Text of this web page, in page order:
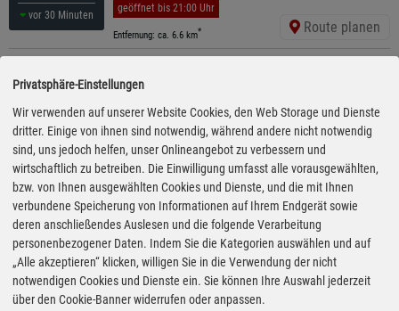
vor 30 Minuten
geöffnet bis 21:00 Uhr
Entfernung: ca. 6.6 km* Route planen
2.14 €
13:10 Uhr
Bonner Straße 16, 54550 Daun
Entfernung: ca. 14.7 km Route planen
2.189€
Uhr
Raiffeisen
Lindenstr. 24a, 54614 Schönecken
Entfernung: ca. 11.9 km Route planen
2.189€
05.08.26 08:25
Uhr
Bft
Ritzstr. 23, 54595 Prüm
ganztägig geöffnet
Privatsphäre-Einstellungen
Wir verwenden auf unserer Website Cookies, den Web Storage und Dienste
dritter. Einige von ihnen sind notwendig, während andere nicht notwendig
sind, uns jedoch helfen, unser Onlineangebot zu verbessern und
wirtschaftlich zu betreiben. Die Einwilligung umfasst alle vorausgewählten,
bzw. von Ihnen ausgewählten Cookies und Dienste, und die mit Ihnen
verbundene Speicherung von Informationen auf Ihrem Endgerät sowie
deren anschließendes Auslesen und die folgende Verarbeitung
personenbezogener Daten. Indem Sie die Kategorien auswählen und auf
„Alle akzeptieren“ klicken, willigen Sie in die Verwendung der nicht
notwendigen Cookies und Dienste ein. Sie können Ihre Auswahl jederzeit
über den Cookie-Banner widerrufen oder anpassen.